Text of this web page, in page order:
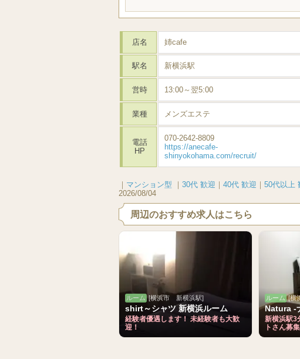
店名 姉cafe
駅名 新横浜駅
営時 13:00～翌5:00
業種 メンズエステ
電話
HP
070-2642-8809
https://anecafe-
shinyokohama.com/recruit/
｜ マンション型 ｜ 30代 歓迎 ｜ 40代 歓迎 ｜ 50代以上
2026/08/04
周辺のおすすめ求人はこちら
ルーム [横浜市 新横浜駅]
shirt～シャツ 新横浜ルーム
経験者優遇します！ 未経験者も大歓
迎！
ルーム [横
Natura -
新横浜駅3
トさん募集